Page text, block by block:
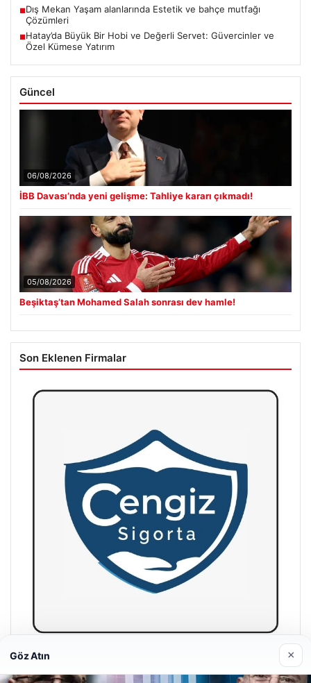
■Dış Mekan Yaşam alanlarında Estetik ve bahçe mutfağı
Çözümleri
■Hatay’da Büyük Bir Hobi ve Değerli Servet: Güvercinler ve
Özel Kümese Yatırım
Güncel
06/08/2026
İBB Davası’nda yeni gelişme: Tahliye kararı çıkmadı!
05/08/2026
Beşiktaş’tan Mohamed Salah sonrası dev hamle!
Son Eklenen Firmalar
Hastaş Beton
26/05/2026
Göz Atın ×